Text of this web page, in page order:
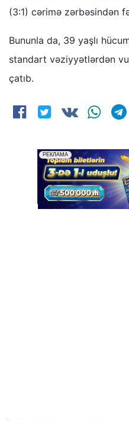
(3:1) cərimə zərbəsindən
Bununla da, 39 yaşlı
standart vəziyyətlərdən
çatıb.